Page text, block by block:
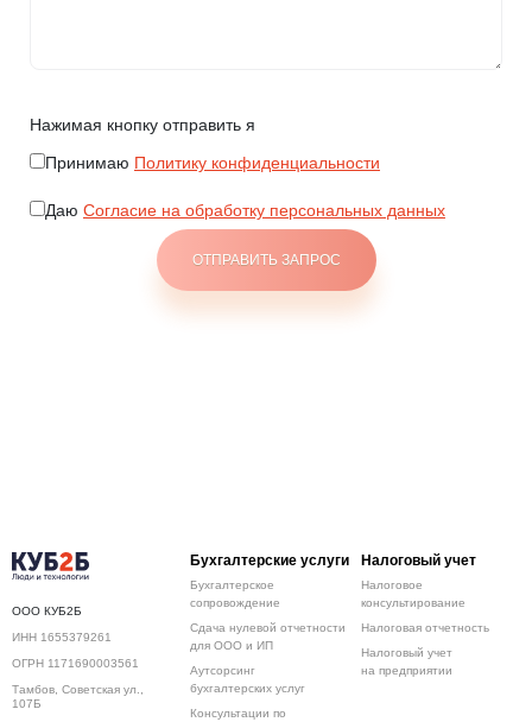
Нажимая кнопку отправить я
Принимаю Политику конфиденциальности
Даю Согласие на обработку персональных данных
ООО КУБ2Б
ИНН 1655379261
ОГРН 1171690003561
Тамбов, Советская ул.,
107Б
Бухгалтерские услуги
Бухгалтерское
сопровождение
Сдача нулевой отчетности
для ООО и ИП
Аутсорсинг
бухгалтерских услуг
Консультации по
Налоговый учет
Налоговое
консультирование
Налоговая отчетность
Налоговый учет
на предприятии